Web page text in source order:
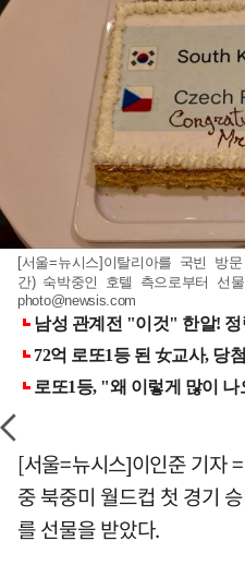
[서울=뉴시스]이탈리아를 국빈 방
간) 숙박중인 호텔 측으로부터 선
photo@newsis.com
[서울=뉴시스]이인준 기자
중 북중미 월드컵 첫 경기
를 선물을 받았다.